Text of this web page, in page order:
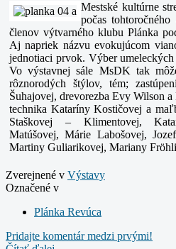
Mestské kultúrne
počas
členov výtvarného klubu Plánka
Aj napriek názvu evokujúcom
jednotiaci prvok. Výber
Vo výstavnej sále MsDK tak
rôznorodých štýlov, tém;
Šuhajovej, drevorezba Evy Wilson
technika Kataríny Kostičovej a
Staškovej – Klimentovej,
Matúšovej, Márie Labošovej,
Martiny Guliarikovej, Mariany
Zverejnené v Výstavy
Označené v
Plánka Revúca
Pridajte komentár medzi prvými!